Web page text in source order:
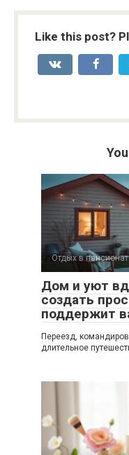
Like this post?
Отдых в
Дом и уют
создать
поддержит
Переезд,
длительное